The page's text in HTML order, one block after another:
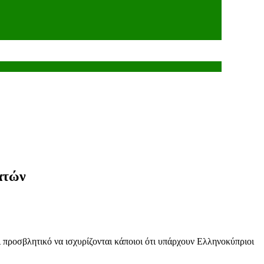
να ισχυρίζονται κάποιοι ότι υπάρχουν Ελληνοκύπριοι